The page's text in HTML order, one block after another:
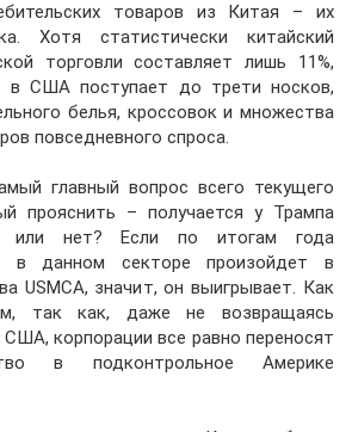
товаров из Китая – их
Хотя статистически китайский
торговли составляет лишь 11%,
в США поступает до трети носков,
белья, кроссовок и множества
повседневного спроса.
главный вопрос всего текущего
прояснить – получается у Трампа
или нет? Если по итогам года
в данном секторе произойдет в
USMCA, значит, он выигрывает. Как
так как, даже не возвращаясь
корпорации все равно переносят
в подконтрольное Америке